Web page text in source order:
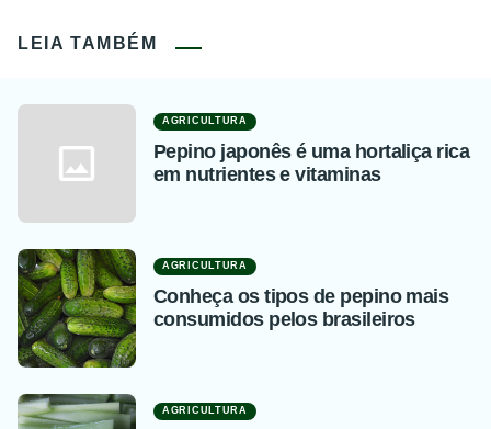
LEIA TAMBÉM
AGRICULTURA
Pepino japonês é uma hortaliça rica
em nutrientes e vitaminas
AGRICULTURA
Conheça os tipos de pepino mais
consumidos pelos brasileiros
AGRICULTURA